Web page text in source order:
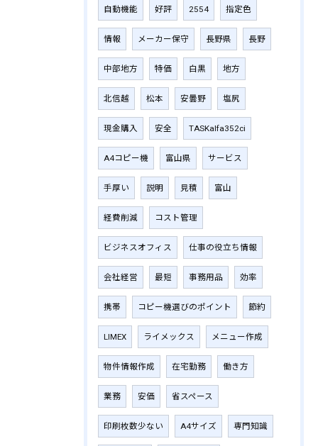
自動機能 好評 2554 指定色
情報 メーカー保守 長野県 長野
中部地方 特価 白黒 地方
北信越 松本 安曇野 塩尻
現金購入 安全 TASKalfa352ci
A4コピー機 富山県 サービス
手厚い 説明 見積 富山
経費削減 コスト管理
ビジネスオフィス 仕事の役立ち情報
会社経営 最短 事務用品 効率
携帯 コピー機選びのポイント 節約
LIMEX ライメックス メニュー作成
物件情報作成 在宅勤務 働き方
業務 安価 省スペース
印刷枚数少ない A4サイズ 専門知識